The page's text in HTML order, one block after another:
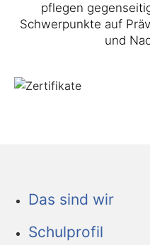
pflegen
Schwerpunkte auf
und
Das sind wir
Schulprofil